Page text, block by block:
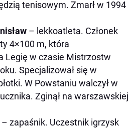
tenisowym. Zmarł w 1994
– lekkoatleta. Członek
4×100 m, która
Legię w czasie Mistrzostw
Specjalizował się w
W Powstaniu walczył w
Zginął na warszawskiej
– zapaśnik. Uczestnik igrzysk